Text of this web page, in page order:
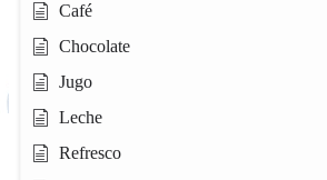
Café
Chocolate
Jugo
Leche
Refresco